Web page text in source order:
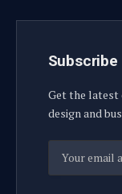
Get the latest
design and